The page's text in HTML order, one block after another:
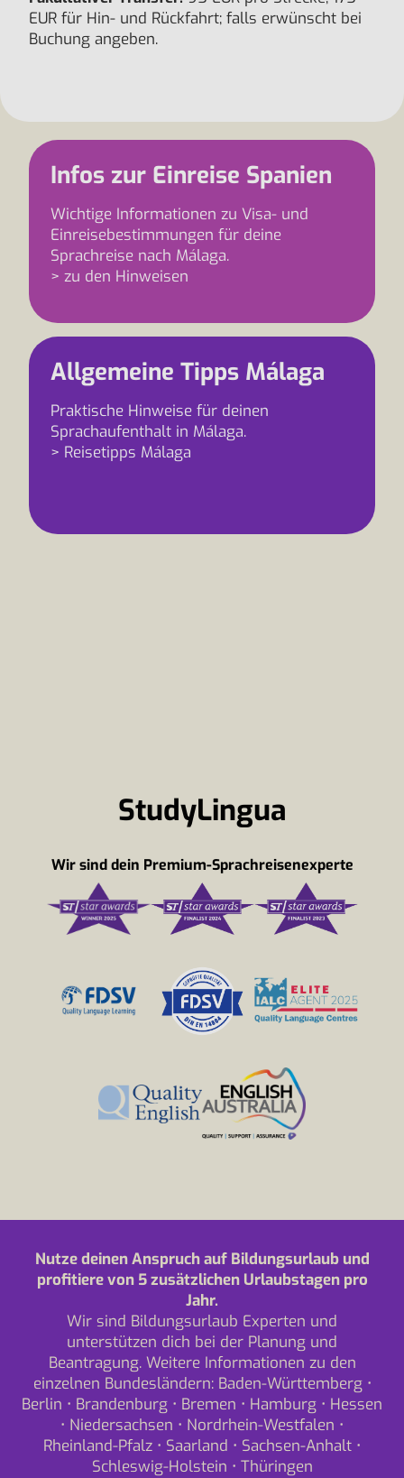
EUR für Hin- und Rückfahrt; falls erwünscht bei
Buchung angeben.
Infos zur Einreise Spanien
Wichtige Informationen zu Visa- und
Einreisebestimmungen für deine
Sprachreise nach Málaga.
> zu den Hinweisen
Allgemeine Tipps Málaga
Praktische Hinweise für deinen
Sprachaufenthalt in Málaga.
> Reisetipps Málaga
StudyLingua
Wir sind dein Premium-Sprachreisenexperte
Nutze deinen Anspruch auf Bildungsurlaub und
profitiere von 5 zusätzlichen Urlaubstagen pro
Jahr.
Wir sind Bildungsurlaub Experten und
unterstützen dich bei der Planung und
Beantragung. Weitere Informationen zu den
einzelnen Bundesländern: Baden-Württemberg•
Berlin • Brandenburg • Bremen • Hamburg • Hessen
• Niedersachsen • Nordrhein-Westfalen •
Rheinland-Pfalz • Saarland • Sachsen-Anhalt •
Schleswig-Holstein • Thüringen